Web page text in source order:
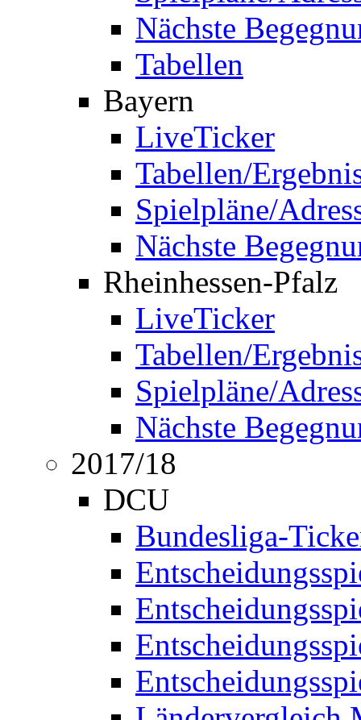
Nächste
Tabellen
Bayern
LiveTicker
Tabellen/
Spielpläne/
Nächste
Rheinhessen-Pfalz
LiveTicker
Tabellen/
Spielpläne/
Nächste
2017/18
DCU
Bundesliga-